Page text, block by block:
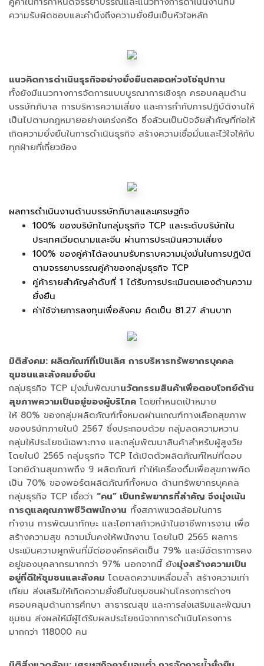
ความรับผิดชอบและคำนึงถึงความยั่งยืนเป็นหัวใจหลัก
แนวคิดการดำเนินธุรกิจอย่างยั่งยืนตลอดห่วงโซ่อุปทาน
ทั้งยังมีแนวทางการจัดการแบบบูรณาการเชิงรุก ครอบคลุมด้าน
บรรษัทภิบาล การบริหารความเสี่ยง และการกำกับการปฏิบัติงานให้
เป็นไปตามกฎหมายอย่างเคร่งครัด ซึ่งล้วนเป็นปัจจัยสำคัญที่ก่อให้
เกิดความยั่งยืนในการดำเนินธุรกิจ สร้างความเชื่อมั่นและไว้ใจให้กับ
ทุกฝ่ายที่เกี่ยวข้อง
ผลการดำเนินงานด้านบรรษัทภิบาลและเศรษฐกิจ
100% ของบริษัทในกลุ่มธุรกิจ TCP และระดับบริษัทใน
ประเทศเวียดนามและจีน ผ่านการประเมินความเสี่ยง
100% ของคู่ค้าได้ลงนามรับทราบความมุ่งมั่นในการปฏิบัติ
ตามจรรยาบรรณคู่ค้าของกลุ่มธุรกิจ TCP
คู่ค้ารายสำคัญลำดับที่ 1 ได้รับการประเมินตนเองด้านความ
ยั่งยืน
ค่าใช้จ่ายการลงทุนเพื่อสังคม คิดเป็น 81.27 ล้านบาท
มิติสังคม: ผลิตภัณฑ์ที่เป็นเลิศ การบริหารทรัพยากรบุคคล
ชุมชนและสังคมยั่งยืน
กลุ่มธุรกิจ TCP มุ่งมั่นพัฒนานวัตกรรมสินค้าเพื่อตอบโจทย์ด้าน
สุขภาพความเป็นอยู่ของผู้บริโภค โดยกำหนดเป้าหมาย
ให้ 80% ของกลุ่มผลิตภัณฑ์ทั้งหมดผ่านเกณฑ์ทางเลือกสุขภาพ
ของบริษัทภายในปี 2567 ซึ่งประกอบด้วย กลุ่มลดความหวาน
กลุ่มให้ประโยชน์เฉพาะทาง และกลุ่มพัฒนาสินค้าสำหรับผู้สูงวัย
โดยในปี 2565 กลุ่มธุรกิจ TCP ได้เปิดตัวผลิตภัณฑ์ใหม่ที่ตอบ
โจทย์ด้านสุขภาพถึง 9 ผลิตภัณฑ์ ทำให้เครื่องดื่มเพื่อสุขภาพคิด
เป็น 70% ของพอร์ตผลิตภัณฑ์ทั้งหมด ด้านทรัพยากรบุคคล
กลุ่มธุรกิจ TCP เชื่อว่า “คน” เป็นทรัพยากรที่สำคัญ จึงมุ่งเน้น
การดูแลคุณภาพชีวิตพนักงาน ทั้งสภาพแวดล้อมในการ
ทำงาน การพัฒนาทักษะ และโอกาสก้าวหน้าในอาชีพการงาน เพื่อ
สร้างความสุข ความมั่นคงให้พนักงาน โดยในปี 2565 ผลการ
ประเมินความผูกพันที่มีต่อองค์กรคิดเป็น 79% และมีอัตราการคง
อยู่ของบุคลากรมากกว่า 97% นอกจากนี้ ยังมุ่งสร้างความเป็น
อยู่ที่ดีให้ชุมชนและสังคม โดยลดความเหลื่อมล้ำ สร้างความเท่า
เทียม ส่งเสริมให้เกิดความยั่งยืนในชุมชนผ่านโครงการต่างๆ
ครอบคลุมด้านการศึกษา สาธารณสุข และการส่งเสริมและพัฒนา
ชุมชน ส่งผลให้มีผู้ได้รับผลประโยชน์จากการดำเนินโครงการ
มากกว่า 118000 คน